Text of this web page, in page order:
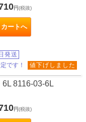
円(税抜)
カートへ
発送
です！ 値下げしました
8116-03-6L
円(税抜)